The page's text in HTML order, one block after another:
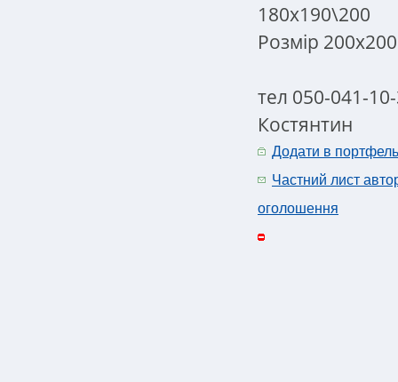
180х190\200
Розмір
тел 050-041-
Костянтин
Додати в портфель
Частний лист
оголошення